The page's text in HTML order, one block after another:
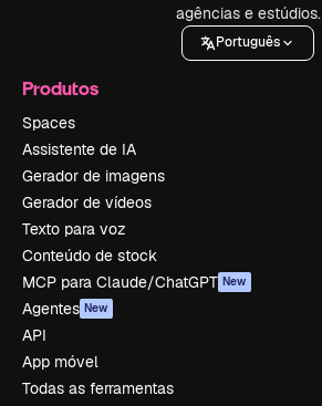
agências e estúdios.
Português
Produtos
Spaces
Assistente de IA
Gerador de imagens
Gerador de vídeos
Texto para voz
Conteúdo de stock
MCP para Claude/ChatGPT New
Agentes New
API
App móvel
Todas as ferramentas